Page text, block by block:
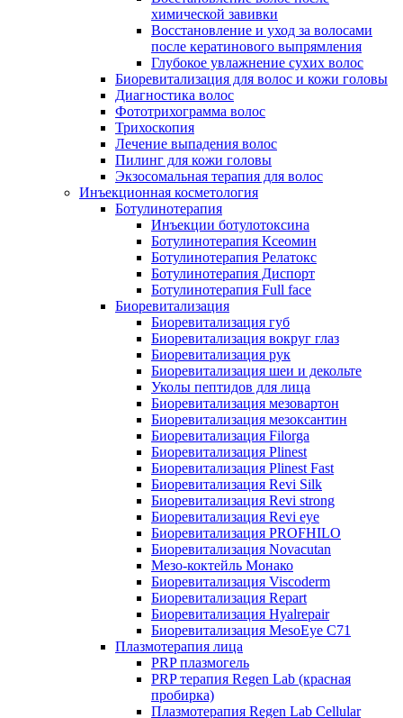
химической завивки
Восстановление и уход за волосами
после кератинового выпрямления
Глубокое увлажнение сухих волос
Биоревитализация для волос и кожи головы
Диагностика волос
Фототрихограмма волос
Трихоскопия
Лечение выпадения волос
Пилинг для кожи головы
Экзосомальная терапия для волос
Инъекционная косметология
Ботулинотерапия
Инъекции ботулотоксина
Ботулинотерапия Ксеомин
Ботулинотерапия Релатокс
Ботулинотерапия Диспорт
Ботулинотерапия Full face
Биоревитализация
Биоревитализация губ
Биоревитализация вокруг глаз
Биоревитализация рук
Биоревитализация шеи и декольте
Уколы пептидов для лица
Биоревитализация мезовартон
Биоревитализация мезоксантин
Биоревитализация Filorga
Биоревитализация Plinest
Биоревитализация Plinest Fast
Биоревитализация Revi Silk
Биоревитализация Revi strong
Биоревитализация Revi eye
Биоревитализация PROFHILO
Биоревитализация Novacutan
Мезо-коктейль Монако
Биоревитализация Viscoderm
Биоревитализация Repart
Биоревитализация Hyalrepair
Биоревитализация MesoEye C71
Плазмотерапия лица
PRP плазмогель
PRP терапия Regen Lab (красная
пробирка)
Плазмотерапия Regen Lab Cellular